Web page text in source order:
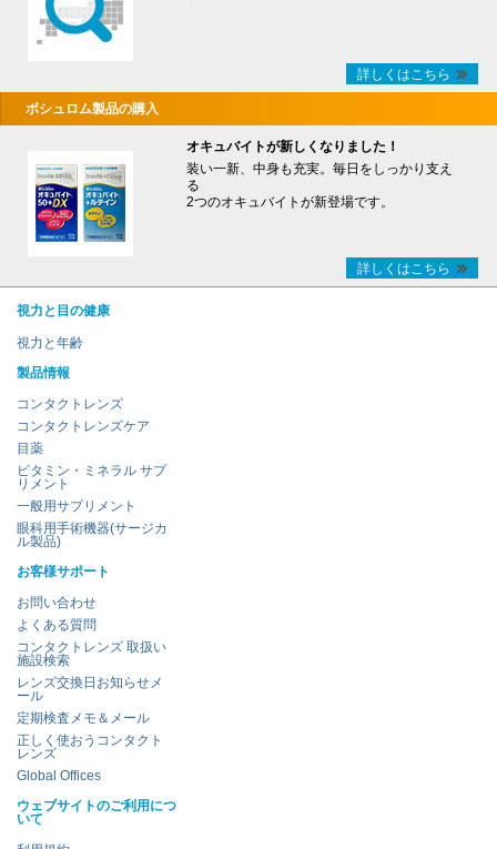
詳しくはこちら
ボシュロム製品の購入
オキュバイトが新しくなりました！
装い一新、中身も充実。毎日をしっかり支え
る
2つのオキュバイトが新登場です。
詳しくはこちら
視力と目の健康
視力と年齢
製品情報
コンタクトレンズ
コンタクトレンズケア
目薬
ビタミン・ミネラル サプ
リメント
一般用サプリメント
眼科用手術機器(サージカ
ル製品)
お客様サポート
お問い合わせ
よくある質問
コンタクトレンズ 取扱い
施設検索
レンズ交換日お知らせメ
ール
定期検査メモ＆メール
正しく使おうコンタクト
レンズ
Global Offices
ウェブサイトのご利用につ
いて